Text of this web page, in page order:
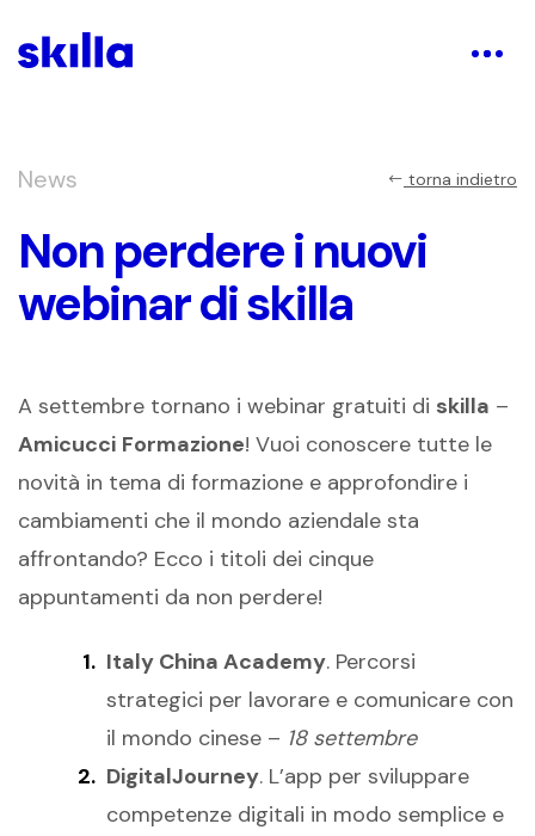
News torna indietro
Non perdere i nuovi
webinar di skilla
A settembre tornano i webinar gratuiti di skilla –
Amicucci Formazione! Vuoi conoscere tutte le
novità in tema di formazione e approfondire i
cambiamenti che il mondo aziendale sta
affrontando? Ecco i titoli dei cinque
appuntamenti da non perdere!
Italy China Academy. Percorsi
strategici per lavorare e comunicare con
il mondo cinese – 18 settembre
DigitalJourney. L’app per sviluppare
competenze digitali in modo semplice e